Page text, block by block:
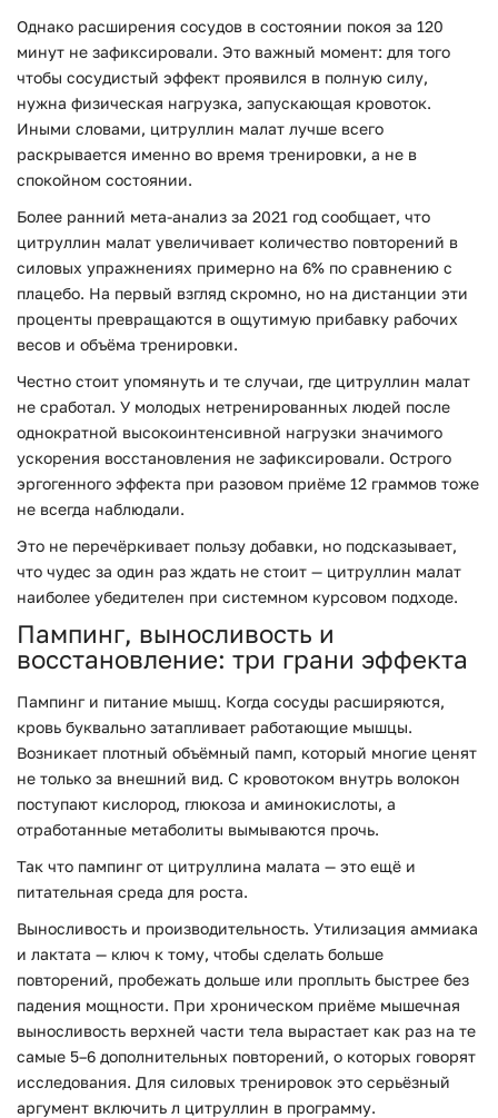
Однако расширения сосудов в состоянии покоя за 120
минут не зафиксировали. Это важный момент: для того
чтобы сосудистый эффект проявился в полную силу,
нужна физическая нагрузка, запускающая кровоток.
Иными словами, цитруллин малат лучше всего
раскрывается именно во время тренировки, а не в
спокойном состоянии.
Более ранний мета-анализ за 2021 год сообщает, что
цитруллин малат увеличивает количество повторений в
силовых упражнениях примерно на 6% по сравнению с
плацебо. На первый взгляд скромно, но на дистанции эти
проценты превращаются в ощутимую прибавку рабочих
весов и объёма тренировки.
Честно стоит упомянуть и те случаи, где цитруллин малат
не сработал. У молодых нетренированных людей после
однократной высокоинтенсивной нагрузки значимого
ускорения восстановления не зафиксировали. Острого
эргогенного эффекта при разовом приёме 12 граммов тоже
не всегда наблюдали.
Это не перечёркивает пользу добавки, но подсказывает,
что чудес за один раз ждать не стоит — цитруллин малат
наиболее убедителен при системном курсовом подходе.
Пампинг, выносливость и
восстановление: три грани эффекта
Пампинг и питание мышц. Когда сосуды расширяются,
кровь буквально затапливает работающие мышцы.
Возникает плотный объёмный памп, который многие ценят
не только за внешний вид. С кровотоком внутрь волокон
поступают кислород, глюкоза и аминокислоты, а
отработанные метаболиты вымываются прочь.
Так что пампинг от цитруллина малата — это ещё и
питательная среда для роста.
Выносливость и производительность. Утилизация аммиака
и лактата — ключ к тому, чтобы сделать больше
повторений, пробежать дольше или проплыть быстрее без
падения мощности. При хроническом приёме мышечная
выносливость верхней части тела вырастает как раз на те
самые 5–6 дополнительных повторений, о которых говорят
исследования. Для силовых тренировок это серьёзный
аргумент включить л цитруллин в программу.